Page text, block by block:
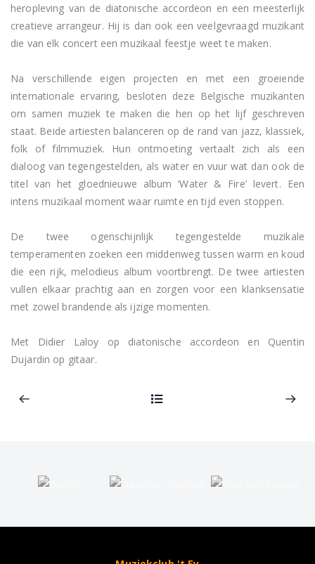
heropleving van de diatonische accordeon en een meesterlijk
creatieve arrangeur. Hij is dan ook een veelgevraagd muzikant
die van elk concert een muzikaal feestje weet te maken.
Na verschillende eigen projecten en met een groeiende
internationale ervaring, besloten deze Belgische muzikanten
om samen muziek te maken die hen op het lijf geschreven
staat. Beide artiesten balanceren op de rand van jazz, klassiek,
folk of filmmuziek. Hun ontmoeting vertaalt zich als een
dialoog van tegengestelden, als water en vuur wat dan ook de
titel van het gloednieuwe album ‘Water & Fire’ levert. Een
intens muzikaal moment waar ruimte en tijd even stoppen.
De twee ogenschijnlijk tegengestelde muzikale
temperamenten zoeken een middenweg tussen warm en koud
die een rijk, melodieus album voortbrengt. De twee artiesten
vullen elkaar prachtig aan en zorgen voor een klanksensatie
met zowel brandende als ijzige momenten.
Met Didier Laloy op diatonische accordeon en Quentin
Dujardin op gitaar.